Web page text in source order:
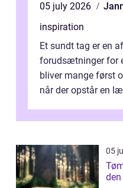
05 july 2026
inspiration
Et sundt tag er en
forudsætninger for
bliver mange først
når der opstår en
05
Tømrer